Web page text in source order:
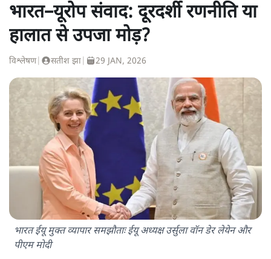
भारत–यूरोप संवाद: दूरदर्शी रणनीति या
हालात से उपजा मोड़?
विश्लेषण| सतीश झा 29 JAN, 2026
भारत ईयू मुक्त व्यापार समझौताः ईयू अध्यक्ष उर्सुला वॉन डेर लेयेन और
पीएम मोदी